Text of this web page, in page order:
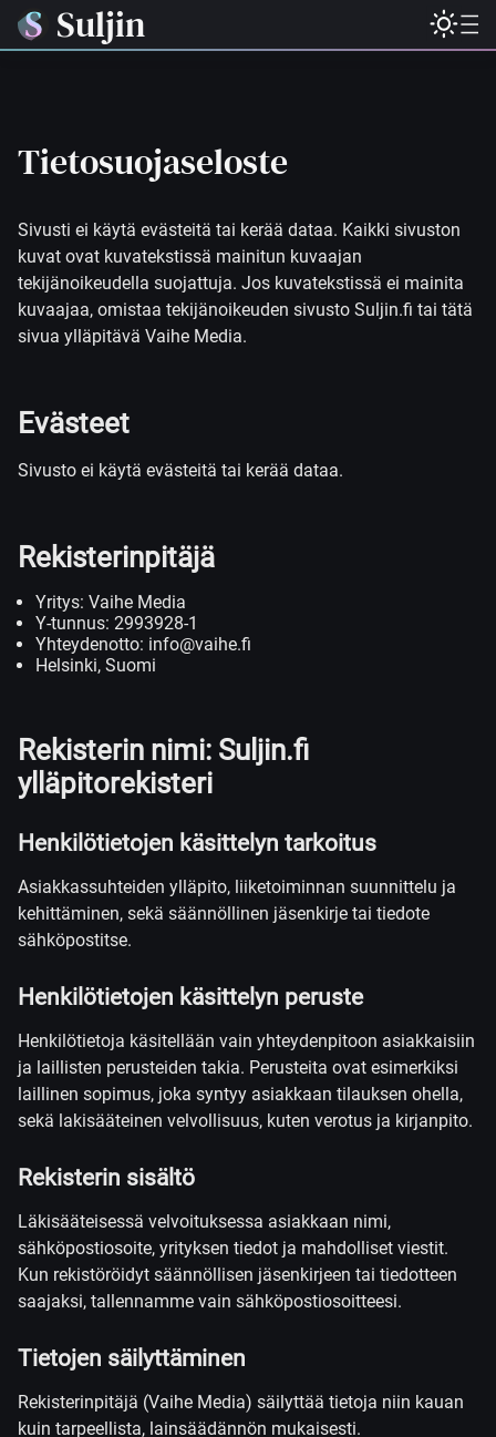
Suljin
Tietosuojaseloste
Sivusti ei käytä evästeitä tai kerää dataa. Kaikki sivuston
kuvat ovat kuvatekstissä mainitun kuvaajan
tekijänoikeudella suojattuja. Jos kuvatekstissä ei mainita
kuvaajaa, omistaa tekijänoikeuden sivusto Suljin.fi tai tätä
sivua ylläpitävä Vaihe Media.
Evästeet
Sivusto ei käytä evästeitä tai kerää dataa.
Rekisterinpitäjä
Yritys: Vaihe Media
Y-tunnus: 2993928-1
Yhteydenotto: info@vaihe.fi
Helsinki, Suomi
Rekisterin nimi: Suljin.fi
ylläpitorekisteri
Henkilötietojen käsittelyn tarkoitus
Asiakkassuhteiden ylläpito, liiketoiminnan suunnittelu ja
kehittäminen, sekä säännöllinen jäsenkirje tai tiedote
sähköpostitse.
Henkilötietojen käsittelyn peruste
Henkilötietoja käsitellään vain yhteydenpitoon asiakkaisiin
ja laillisten perusteiden takia. Perusteita ovat esimerkiksi
laillinen sopimus, joka syntyy asiakkaan tilauksen ohella,
sekä lakisääteinen velvollisuus, kuten verotus ja kirjanpito.
Rekisterin sisältö
Läkisääteisessä velvoituksessa asiakkaan nimi,
sähköpostiosoite, yrityksen tiedot ja mahdolliset viestit.
Kun rekistöröidyt säännöllisen jäsenkirjeen tai tiedotteen
saajaksi, tallennamme vain sähköpostiosoitteesi.
Tietojen säilyttäminen
Rekisterinpitäjä (Vaihe Media) säilyttää tietoja niin kauan
kuin tarpeellista, lainsäädännön mukaisesti.